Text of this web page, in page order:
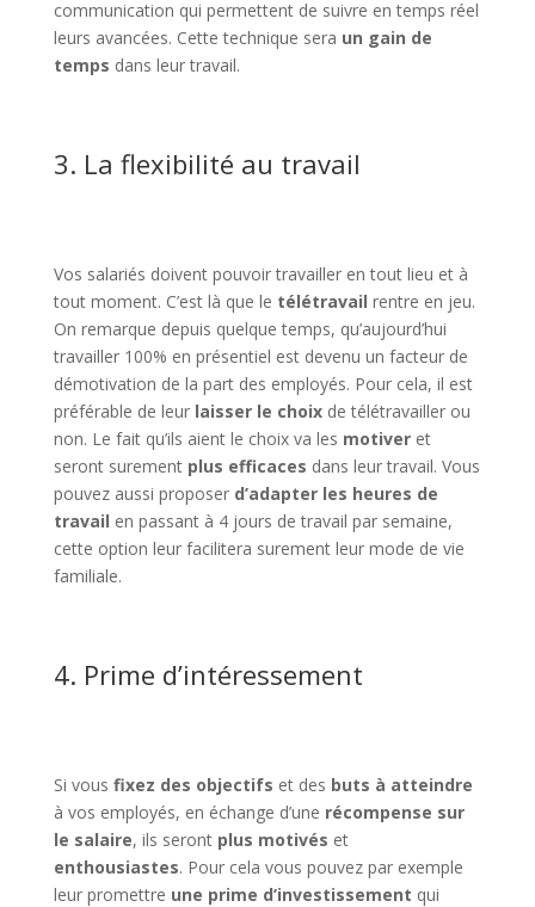
communication qui permettent de suivre en temps réel
leurs avancées. Cette technique sera un gain de
temps dans leur travail.
3. La flexibilité au travail
Vos salariés doivent pouvoir travailler en tout lieu et à
tout moment. C’est là que le télétravail rentre en jeu.
On remarque depuis quelque temps, qu’aujourd’hui
travailler 100% en présentiel est devenu un facteur de
démotivation de la part des employés. Pour cela, il est
préférable de leur laisser le choixde télétravailler ou
non. Le fait qu’ils aient le choix va les motiveret
seront surement plus efficaces dans leur travail. Vous
pouvez aussi proposer d’adapter les heures de
travail en passant à 4 jours de travail par semaine,
cette option leur facilitera surement leur mode de vie
familiale.
4. Prime d’intéressement
Si vous fixez des objectifs et des buts à atteindre
à vos employés, en échange d’une récompense sur
le salaire, ils seront plus motivés et
enthousiastes. Pour cela vous pouvez par exemple
leur promettre une prime d’investissement qui